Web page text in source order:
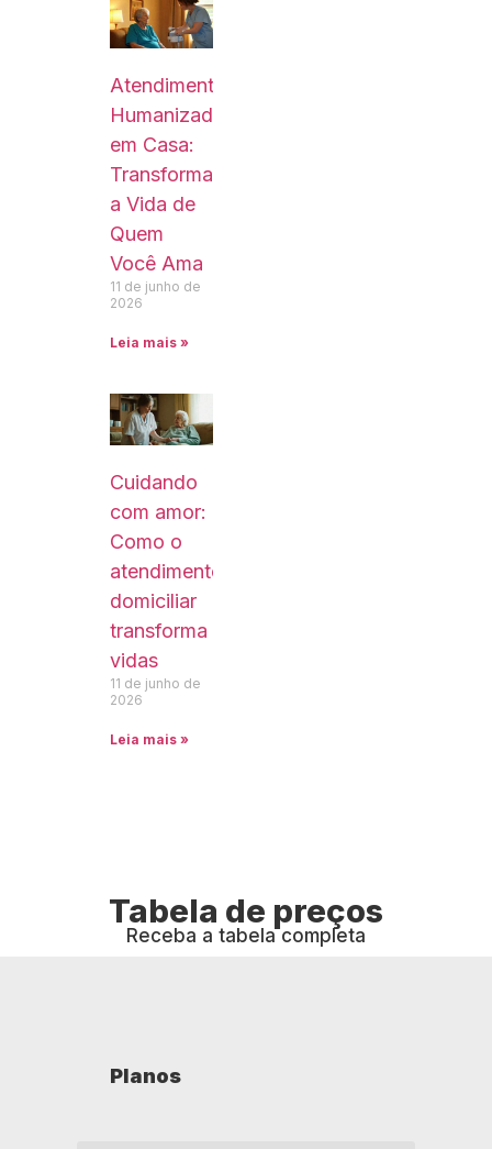
Atendimento
Humanizado
em Casa:
Transformando
a Vida de
Quem
Você Ama
11 de junho de
2026
Leia mais »
Cuidando
com amor:
Como o
atendimento
domiciliar
transforma
vidas
11 de junho de
2026
Leia mais »
Tabela de preços
Receba a tabela completa
Planos